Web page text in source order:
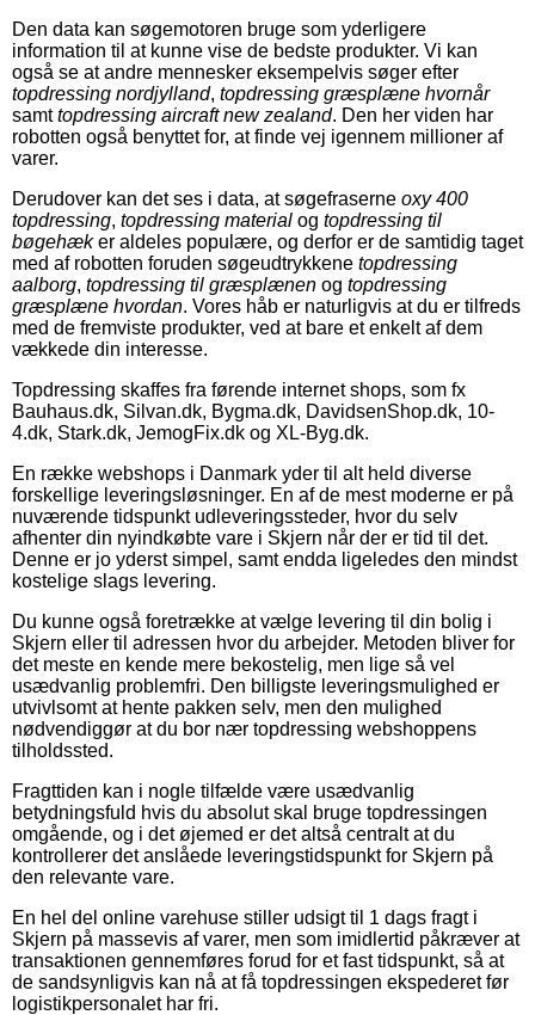
Den data kan søgemotoren bruge som yderligere
information til at kunne vise de bedste produkter. Vi kan
også se at andre mennesker eksempelvis søger efter
topdressing nordjylland, topdressing græsplæne hvornår
samttopdressing aircraft new zealand. Den her viden har
robotten også benyttet for, at finde vej igennem millioner af
varer.
Derudover kan det ses i data, at søgefraserne oxy 400
topdressing, topdressing material og topdressing til
bøgehæker aldeles populære, og derfor er de samtidig taget
med af robotten foruden søgeudtrykkene topdressing
aalborg, topdressing til græsplænen og topdressing
græsplæne hvordan. Vores håb er naturligvis at du er tilfreds
med de fremviste produkter, ved at bare et enkelt af dem
vækkede din interesse.
Topdressing skaffes fra førende internet shops, som fx
Bauhaus.dk, Silvan.dk, Bygma.dk, DavidsenShop.dk, 10-
4.dk, Stark.dk, JemogFix.dk og XL-Byg.dk.
En række webshops i Danmark yder til alt held diverse
forskellige leveringsløsninger. En af de mest moderne er på
nuværende tidspunkt udleveringssteder, hvor du selv
afhenter din nyindkøbte vare i Skjern når der er tid til det.
Denne er jo yderst simpel, samt endda ligeledes den mindst
kostelige slags levering.
Du kunne også foretrække at vælge levering til din bolig i
Skjern eller til adressen hvor du arbejder. Metoden bliver for
det meste en kende mere bekostelig, men lige så vel
usædvanlig problemfri. Den billigste leveringsmulighed er
utvivlsomt at hente pakken selv, men den mulighed
nødvendiggør at du bor nær topdressing webshoppens
tilholdssted.
Fragttiden kan i nogle tilfælde være usædvanlig
betydningsfuld hvis du absolut skal bruge topdressingen
omgående, og i det øjemed er det altså centralt at du
kontrollerer det anslåede leveringstidspunkt for Skjern på
den relevante vare.
En hel del online varehuse stiller udsigt til 1 dags fragt i
Skjern på massevis af varer, men som imidlertid påkræver at
transaktionen gennemføres forud for et fast tidspunkt, så at
de sandsynligvis kan nå at få topdressingen ekspederet før
logistikpersonalet har fri.